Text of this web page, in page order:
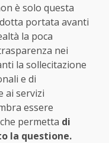
è solo questa
portata avanti
la poca
nei
la sollecitazione
e di
ai servizi
essere
permetta di
la questione.